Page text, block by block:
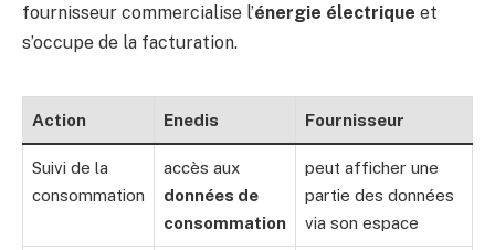
fournisseur commercialise l’énergie électrique et
s’occupe de la facturation.
Action Enedis Fournisseur
Suivi de la
consommation
accès aux
données de
consommation
peut afficher une
partie des données
via son espace